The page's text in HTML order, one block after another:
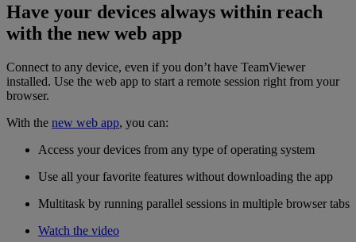
Have your devices always within reach
with the new web app
Connect to any device, even if you don’t have TeamViewer
installed. Use the web app to start a remote session right from your
browser.
With the new web app, you can:
Access your devices from any type of operating system
Use all your favorite features without downloading the app
Multitask by running parallel sessions in multiple browser tabs
Watch the video